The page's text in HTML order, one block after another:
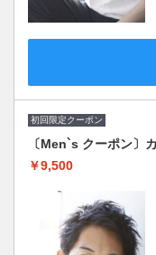
初回限定クーポン
〔Men`s クーポン〕
￥9,500